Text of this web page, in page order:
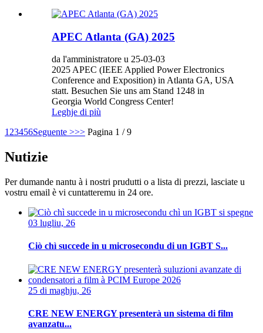
APEC Atlanta (GA) 2025
da l'amministratore u 25-03-03
2025 APEC (IEEE Applied Power Electronics
Conference and Exposition) in Atlanta GA, USA
statt. Besuchen Sie uns am Stand 1248 in
Georgia World Congress Center!
Leghje di più
1 23456Seguente >>> Pagina 1 / 9
Nutizie
Per dumande nantu à i nostri prudutti o a lista di prezzi, lasciate u
vostru email è vi cuntatteremu in 24 ore.
03 lugliu, 26
Ciò chì succede in u microsecondu di un IGBT S...
25 di maghju, 26
CRE NEW ENERGY presenterà un sistema di film
avanzatu...